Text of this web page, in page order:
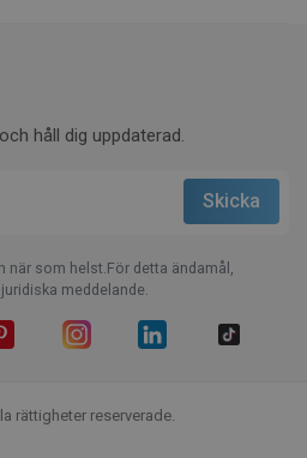
håll dig uppdaterad.
när som helst.För detta ändamål,
meddelande.
rättigheter reserverade.